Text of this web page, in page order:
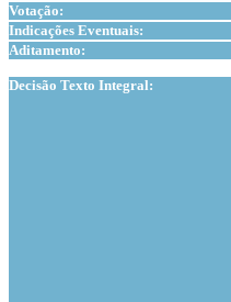
Votação:
Indicações Eventuais:
Aditamento:
Decisão Texto Integral: